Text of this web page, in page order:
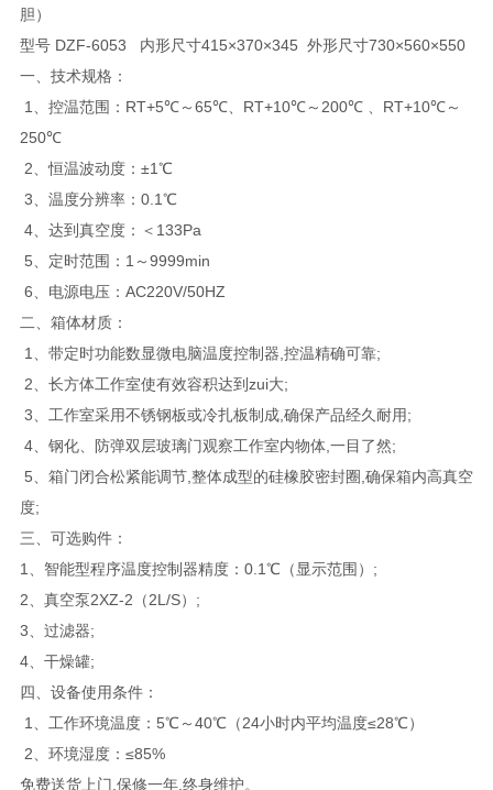
胆）
型号 DZF-6053 内形尺寸415×370×345 外形尺寸730×560×550
一、技术规格：
1、控温范围：RT+5℃～65℃、RT+10℃～200℃ 、RT+10℃～
250℃
2、恒温波动度：±1℃
3、温度分辨率：0.1℃
4、达到真空度：＜133Pa
5、定时范围：1～9999min
6、电源电压：AC220V/50HZ
二、箱体材质：
1、带定时功能数显微电脑温度控制器,控温精确可靠;
2、长方体工作室使有效容积达到zui大;
3、工作室采用不锈钢板或冷扎板制成,确保产品经久耐用;
4、钢化、防弹双层玻璃门观察工作室内物体,一目了然;
5、箱门闭合松紧能调节,整体成型的硅橡胶密封圈,确保箱内高真空
度;
三、可选购件：
1、智能型程序温度控制器精度：0.1℃（显示范围）;
2、真空泵2XZ-2（2L/S）;
3、过滤器;
4、干燥罐;
四、 设备使用条件：
1、工作环境温度：5℃～40℃（24小时内平均温度≤28℃）
2、环境湿度：≤85%
免费送货上门,保修一年,终身维护。